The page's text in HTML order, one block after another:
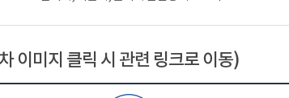
이미지 클릭 시 관련 링크로 이동)